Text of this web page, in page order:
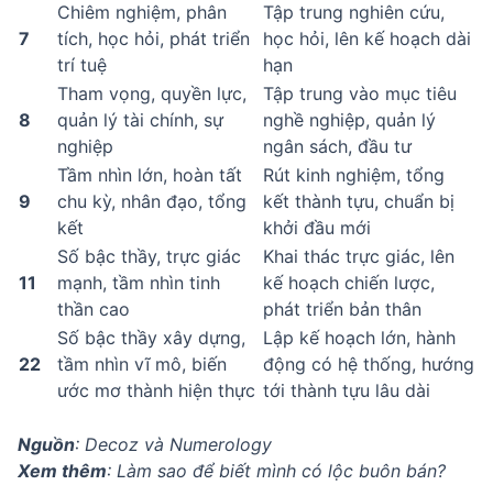
7
Chiêm nghiệm, phân
tích, học hỏi, phát triển
trí tuệ
Tập trung nghiên cứu,
học hỏi, lên kế hoạch dài
hạn
8
Tham vọng, quyền lực,
quản lý tài chính, sự
nghiệp
Tập trung vào mục tiêu
nghề nghiệp, quản lý
ngân sách, đầu tư
9
Tầm nhìn lớn, hoàn tất
chu kỳ, nhân đạo, tổng
kết
Rút kinh nghiệm, tổng
kết thành tựu, chuẩn bị
khởi đầu mới
11
Số bậc thầy, trực giác
mạnh, tầm nhìn tinh
thần cao
Khai thác trực giác, lên
kế hoạch chiến lược,
phát triển bản thân
22
Số bậc thầy xây dựng,
tầm nhìn vĩ mô, biến
ước mơ thành hiện thực
Lập kế hoạch lớn, hành
động có hệ thống, hướng
tới thành tựu lâu dài
Nguồn: Decoz và Numerology
Xem thêm: Làm sao để biết mình có lộc buôn bán?